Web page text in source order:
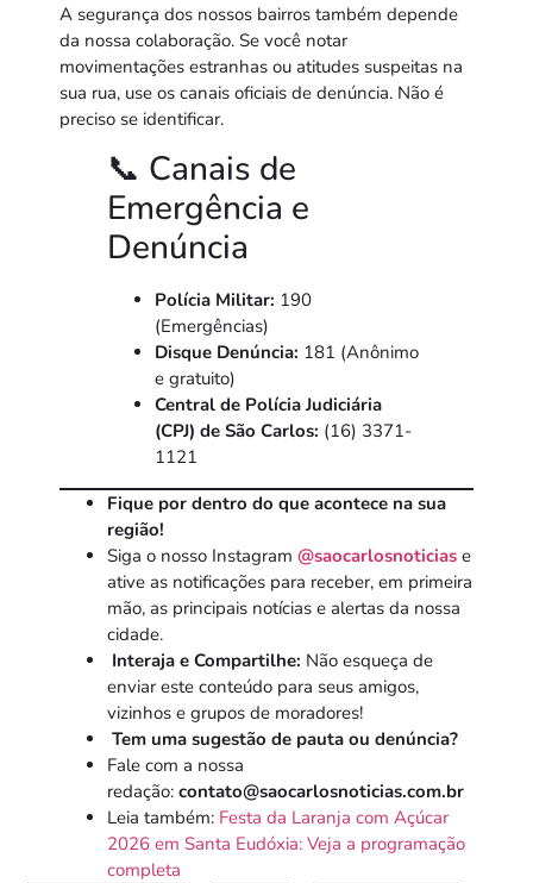
A segurança dos nossos bairros também depende
da nossa colaboração. Se você notar
movimentações estranhas ou atitudes suspeitas na
sua rua, use os canais oficiais de denúncia. Não é
preciso se identificar.
📞 Canais de
Emergência e
Denúncia
Polícia Militar: 190
(Emergências)
Disque Denúncia: 181 (Anônimo
e gratuito)
Central de Polícia Judiciária
(CPJ) de São Carlos: (16) 3371-
1121
Fique por dentro do que acontece na sua
região!
Siga o nosso Instagram @saocarlosnoticias e
ative as notificações para receber, em primeira
mão, as principais notícias e alertas da nossa
cidade.
Interaja e Compartilhe: Não esqueça de
enviar este conteúdo para seus amigos,
vizinhos e grupos de moradores!
Tem uma sugestão de pauta ou denúncia?
Fale com a nossa
redação: contato@saocarlosnoticias.com.br
Leia também: Festa da Laranja com Açúcar
2026 em Santa Eudóxia: Veja a programação
completa